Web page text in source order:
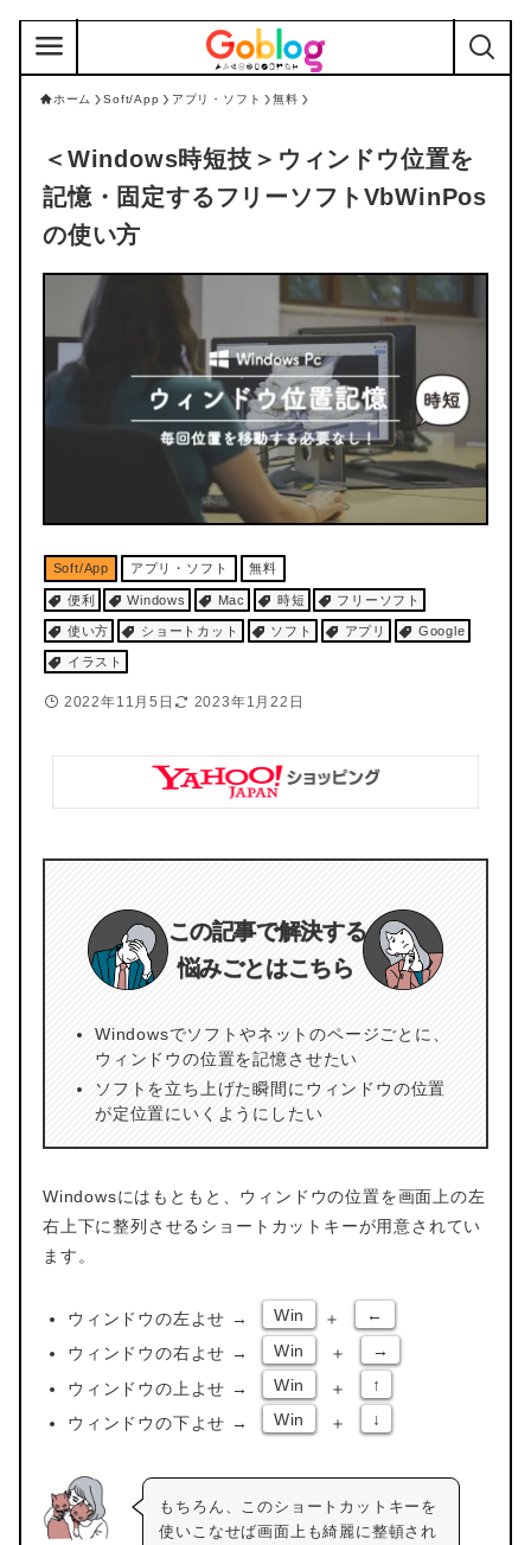
ホーム Soft/App アプリ・ソフト 無料
＜Windows時短技＞ウィンドウ位置を
記憶・固定するフリーソフトVbWinPos
の使い方
Soft/App アプリ・ソフト 無料
便利 Windows Mac 時短 フリーソフト
使い方 ショートカット ソフト アプリ Google
イラスト
2022年11月5日 2023年1月22日
この記事で解決する
悩みごとはこちら
Windowsでソフトやネットのページごとに、
ウィンドウの位置を記憶させたい
ソフトを立ち上げた瞬間にウィンドウの位置
が定位置にいくようにしたい
Windowsにはもともと、ウィンドウの位置を画面上の左
右上下に整列させるショートカットキーが用意されてい
ます。
ウィンドウの左よせ → Win ＋ ←
ウィンドウの右よせ → Win ＋ →
ウィンドウの上よせ → Win ＋ ↑
ウィンドウの下よせ → Win ＋ ↓
もちろん、このショートカットキーを
使いこなせば画面上も綺麗に整頓され